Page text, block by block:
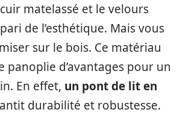
matelassé et le velours
de l’esthétique. Mais vous
sur le bois. Ce matériau
panoplie d’avantages pour un
En effet, un pont de lit en
durabilité et robustesse.